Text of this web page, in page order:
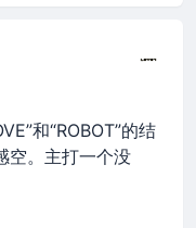
和“ROBOT”的结
空。主打一个没